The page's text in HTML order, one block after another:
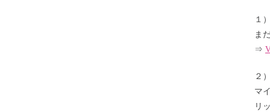
１
ま
⇒
２
マ
リ